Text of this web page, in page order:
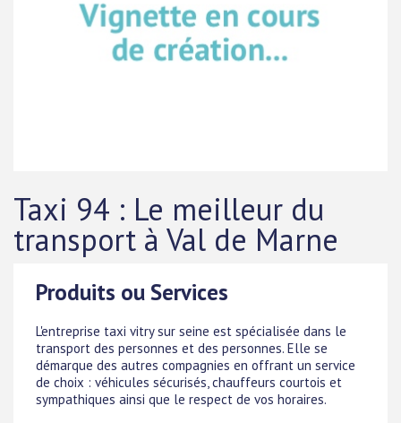
Taxi 94 : Le meilleur du
transport à Val de Marne
Produits ou Services
L'entreprise taxi vitry sur seine est spécialisée dans le
transport des personnes et des personnes. Elle se
démarque des autres compagnies en offrant un service
de choix : véhicules sécurisés, chauffeurs courtois et
sympathiques ainsi que le respect de vos horaires.